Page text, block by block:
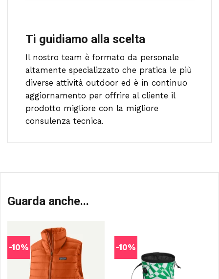
Ti guidiamo alla scelta
Il nostro team è formato da personale
altamente specializzato che pratica le più
diverse attività outdoor ed è in continuo
aggiornamento per offrire al cliente il
prodotto migliore con la migliore
consulenza tecnica.
Guarda anche...
-10% -10%